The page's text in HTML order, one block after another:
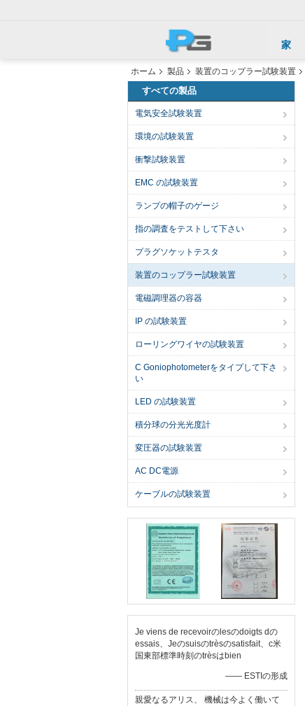
家
ホーム 製品 装置のコップラー試験装置
すべての製品
電気安全試験装置
環境の試験装置
衝撃試験装置
EMC の試験装置
ランプの帽子のゲージ
指の調査をテストして下さい
プラグソケットテスタ
装置のコップラー試験装置
電磁調理器の容器
IP の試験装置
ローリングワイヤの試験装置
C Goniophotometerをタイプして下さ
い
LED の試験装置
積分球の分光光度計
変圧器の試験装置
AC DC電源
ケーブルの試験装置
Je viens de recevoirのlesのdoigts dの
essais、Jeのsuisのtrèsのsatisfait、c米
国東部標準時刻のtrèsはbien
—— ESTIの形成
親愛なるアリス、 機械は今よく働いて